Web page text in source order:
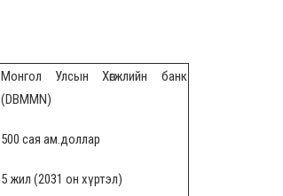
Монгол Улсын Хөгжлийн банк
(DBMMN)
500 сая ам.доллар
5 жил (2031 он хүртэл)